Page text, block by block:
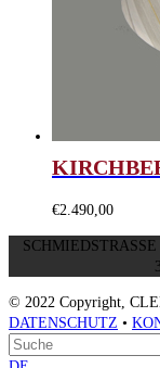
€2.490,00
© 2022 Copyright,
DATENSCHUTZ •
An
den
Suche